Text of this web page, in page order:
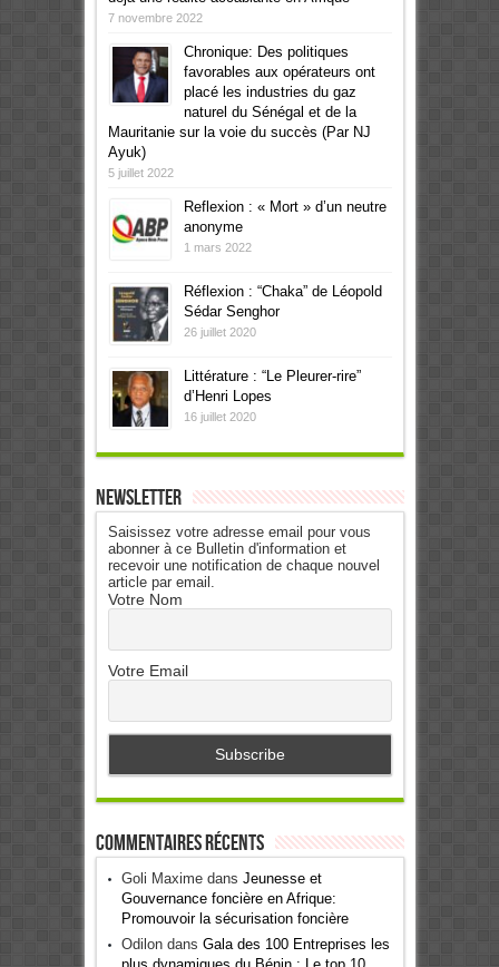
7 novembre 2022
Chronique: Des politiques
favorables aux opérateurs ont
placé les industries du gaz
naturel du Sénégal et de la
Mauritanie sur la voie du succès (Par NJ
Ayuk)
5 juillet 2022
Reflexion : « Mort » d’un neutre
anonyme
1 mars 2022
Réflexion : “Chaka” de Léopold
Sédar Senghor
26 juillet 2020
Littérature : “Le Pleurer-rire”
d’Henri Lopes
16 juillet 2020
Newsletter
Saisissez votre adresse email pour vous
abonner à ce Bulletin d'information et
recevoir une notification de chaque nouvel
article par email.
Votre Nom
Votre Email
Commentaires récents
Goli Maximedans Jeunesse et
Gouvernance foncière en Afrique:
Promouvoir la sécurisation foncière
Odilondans Gala des 100 Entreprises les